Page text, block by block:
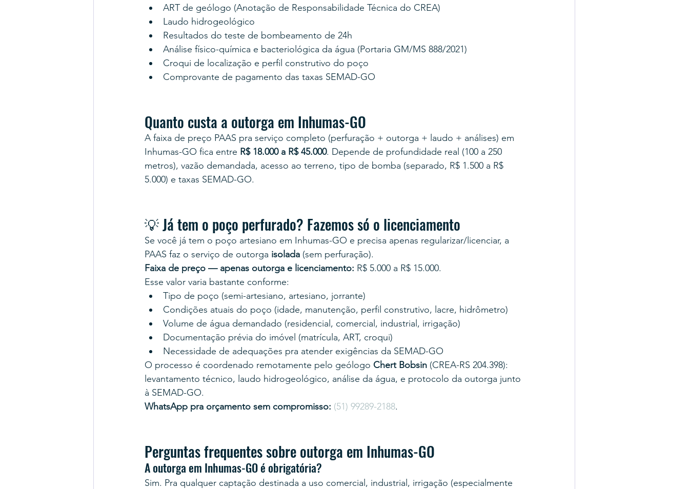
ART de geólogo (Anotação de Responsabilidade Técnica do CREA)
Laudo hidrogeológico
Resultados do teste de bombeamento de 24h
Análise físico-química e bacteriológica da água (Portaria GM/MS 888/2021)
Croqui de localização e perfil construtivo do poço
Comprovante de pagamento das taxas SEMAD-GO
Quanto custa a outorga em Inhumas-GO
A faixa de preço PAAS pra serviço completo (perfuração + outorga + laudo + análises) em
Inhumas-GO fica entre R$ 18.000 a R$ 45.000. Depende de profundidade real (100 a 250
metros), vazão demandada, acesso ao terreno, tipo de bomba (separado, R$ 1.500 a R$
5.000) e taxas SEMAD-GO.
💡 Já tem o poço perfurado? Fazemos só o licenciamento
Se você já tem o poço artesiano em Inhumas-GO e precisa apenas regularizar/licenciar, a
PAAS faz o serviço de outorga isolada (sem perfuração).
Faixa de preço — apenas outorga e licenciamento: R$ 5.000 a R$ 15.000.
Esse valor varia bastante conforme:
Tipo de poço (semi-artesiano, artesiano, jorrante)
Condições atuais do poço (idade, manutenção, perfil construtivo, lacre, hidrômetro)
Volume de água demandado (residencial, comercial, industrial, irrigação)
Documentação prévia do imóvel (matrícula, ART, croqui)
Necessidade de adequações pra atender exigências da SEMAD-GO
O processo é coordenado remotamente pelo geólogo Chert Bobsin (CREA-RS 204.398):
levantamento técnico, laudo hidrogeológico, análise da água, e protocolo da outorga junto
à SEMAD-GO.
WhatsApp pra orçamento sem compromisso: (51) 99289-2188.
Perguntas frequentes sobre outorga em Inhumas-GO
A outorga em Inhumas-GO é obrigatória?
Sim. Pra qualquer captação destinada a uso comercial, industrial, irrigação (especialmente